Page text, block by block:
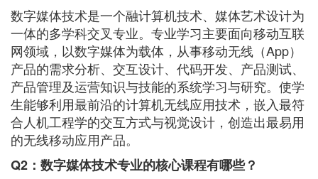
数字媒体技术是一个融计算机技术、媒体艺术设计为
一体的多学科交叉专业。专业学习主要面向移动互联
网领域，以数字媒体为载体，从事移动无线（App）
产品的需求分析、交互设计、代码开发、产品测试、
产品管理及运营知识与技能的系统学习与研究。使学
生能够利用最前沿的计算机无线应用技术，嵌入最符
合人机工程学的交互方式与视觉设计，创造出最易用
的无线移动应用产品。
Q2：数字媒体技术专业的核心课程有哪些？